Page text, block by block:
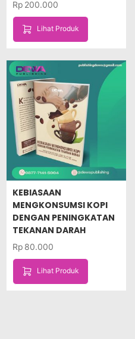
Rp 200.000
Lihat Produk
KEBIASAAN
MENGKONSUMSI KOPI
DENGAN PENINGKATAN
TEKANAN DARAH
Rp 80.000
Lihat Produk